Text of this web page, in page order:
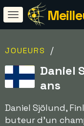
JOUEURS /
Daniel
ans
Daniel Sjölund,
buteur d'un